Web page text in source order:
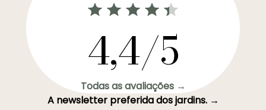
4,4/5
Todas as avaliações →
A newsletter preferida dos jardins. →